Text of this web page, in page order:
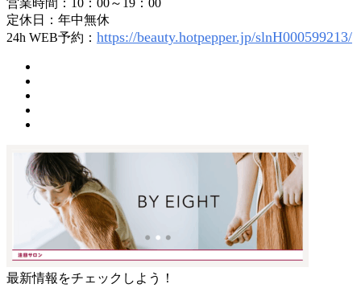
営業時間：10：00～19：00
定休日：年中無休
24h WEB予約： https://beauty.hotpepper.jp/slnH000599213/
最新情報をチェックしよう！